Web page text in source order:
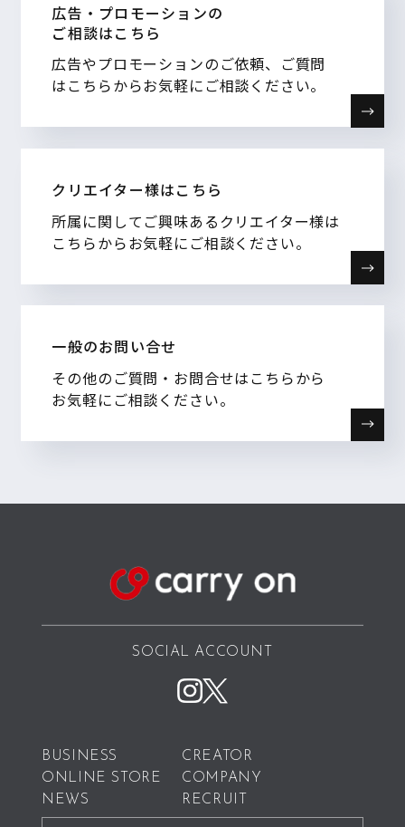
広告・プロモーションの
ご相談はこちら
広告やプロモーションのご依頼、ご質問
はこちらからお気軽にご相談ください。
クリエイター様はこちら
所属に関してご興味あるクリエイター様は
こちらからお気軽にご相談ください。
一般のお問い合せ
その他のご質問・お問合せはこちらから
お気軽にご相談ください。
SOCIAL ACCOUNT
BUSINESS
CREATOR
ONLINE STORE
COMPANY
NEWS
RECRUIT